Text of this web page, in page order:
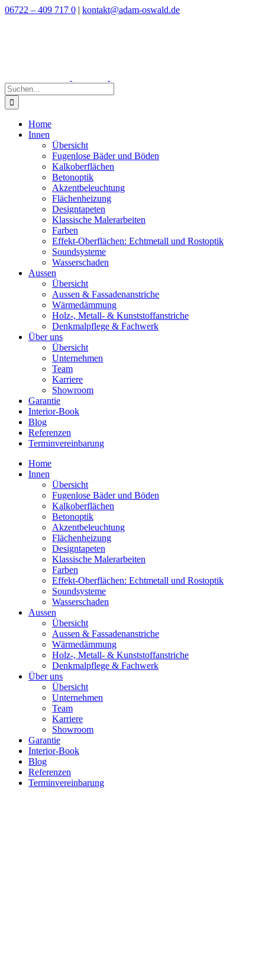
Zum
06722 – 409 717 0 | kontakt@adam-oswald.de
Suche
nach:
Home
Innen
Übersicht
Fugenlose Bäder und Böden
Kalkoberflächen
Betonoptik
Akzentbeleuchtung
Flächenheizung
Designtapeten
Klassische Malerarbeiten
Farben
Effekt-Oberflächen: Echtmetall und Rostoptik
Soundsysteme
Wasserschaden
Aussen
Übersicht
Aussen & Fassadenanstriche
Wärmedämmung
Holz-, Metall- & Kunststoffanstriche
Denkmalpflege & Fachwerk
Über uns
Übersicht
Unternehmen
Team
Karriere
Showroom
Garantie
Interior-Book
Blog
Referenzen
Terminvereinbarung
Home
Innen
Übersicht
Fugenlose Bäder und Böden
Kalkoberflächen
Betonoptik
Akzentbeleuchtung
Flächenheizung
Designtapeten
Klassische Malerarbeiten
Farben
Effekt-Oberflächen: Echtmetall und Rostoptik
Soundsysteme
Wasserschaden
Aussen
Übersicht
Aussen & Fassadenanstriche
Wärmedämmung
Holz-, Metall- & Kunststoffanstriche
Denkmalpflege & Fachwerk
Über uns
Übersicht
Unternehmen
Team
Karriere
Showroom
Garantie
Interior-Book
Blog
Referenzen
Terminvereinbarung